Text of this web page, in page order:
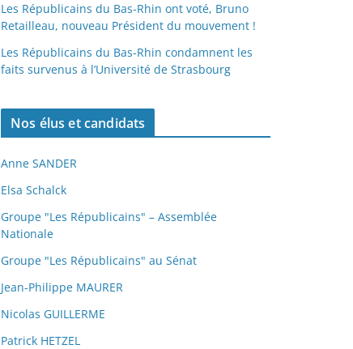
Les Républicains du Bas-Rhin ont voté, Bruno
Retailleau, nouveau Président du mouvement !
Les Républicains du Bas-Rhin condamnent les
faits survenus à l’Université de Strasbourg
Nos élus et candidats
Anne SANDER
Elsa Schalck
Groupe "Les Républicains" – Assemblée
Nationale
Groupe "Les Républicains" au Sénat
Jean-Philippe MAURER
Nicolas GUILLERME
Patrick HETZEL